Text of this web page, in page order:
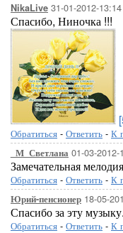
NikaLive 31-01-2012-13:14
Спасибо, Ниночка !!!
Обратиться - Ответить - К
_М_Светлана 01-03-2012-
Замечательная
Обратиться - Ответить - К
Юрий-пенсионер 18-05-
Спасибо за эту музыку.
Обратиться - Ответить - К